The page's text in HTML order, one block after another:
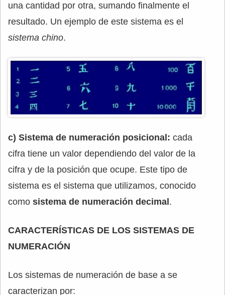
una cantidad por otra, sumando finalmente el
resultado. Un ejemplo de este sistema es el
sistema chino.
c) Sistema de numeración posicional: cada
cifra tiene un valor dependiendo del valor de la
cifra y de la posición que ocupe. Este tipo de
sistema es el sistema que utilizamos, conocido
como sistema de numeración decimal.
CARACTERÍSTICAS DE LOS SISTEMAS DE
NUMERACIÓN
Los sistemas de numeración de base a se
caracterizan por: